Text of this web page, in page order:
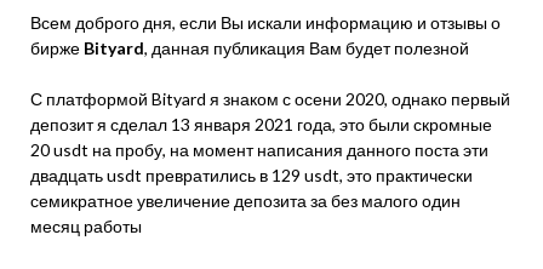
Всем доброго дня, если Вы искали информацию и отзывы о
бирже Bityard, данная публикация Вам будет полезной
С платформой Bityard я знаком с осени 2020, однако первый
депозит я сделал 13 января 2021 года, это были скромные
20 usdt на пробу, на момент написания данного поста эти
двадцать usdt превратились в 129 usdt, это практически
семикратное увеличение депозита за без малого один
месяц работы